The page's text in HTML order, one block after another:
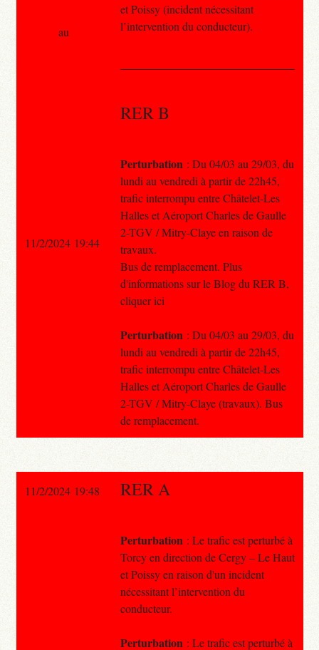
et Poissy (incident nécessitant
l’intervention du conducteur).
RER B
Perturbation : Du 04/03 au 29/03, du
lundi au vendredi à partir de 22h45,
trafic interrompu entre Châtelet-Les
Halles et Aéroport Charles de Gaulle
2-TGV / Mitry-Claye en raison de
travaux.
Bus de remplacement. Plus
d'informations sur le Blog du RER B,
cliquer ici
Perturbation : Du 04/03 au 29/03, du
lundi au vendredi à partir de 22h45,
trafic interrompu entre Châtelet-Les
Halles et Aéroport Charles de Gaulle
2-TGV / Mitry-Claye (travaux). Bus
de remplacement.
au
11/2/2024 19:44
11/2/2024 19:48 RER A
Perturbation : Le trafic est perturbé à
Torcy en direction de Cergy – Le Haut
et Poissy en raison d'un incident
nécessitant l’intervention du
conducteur.
Perturbation : Le trafic est perturbé à